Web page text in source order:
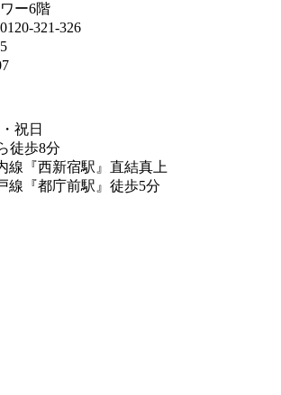
ー6階
321-326
祝日
徒歩8分
線『西新宿駅』直結真上
線『都庁前駅』徒歩5分